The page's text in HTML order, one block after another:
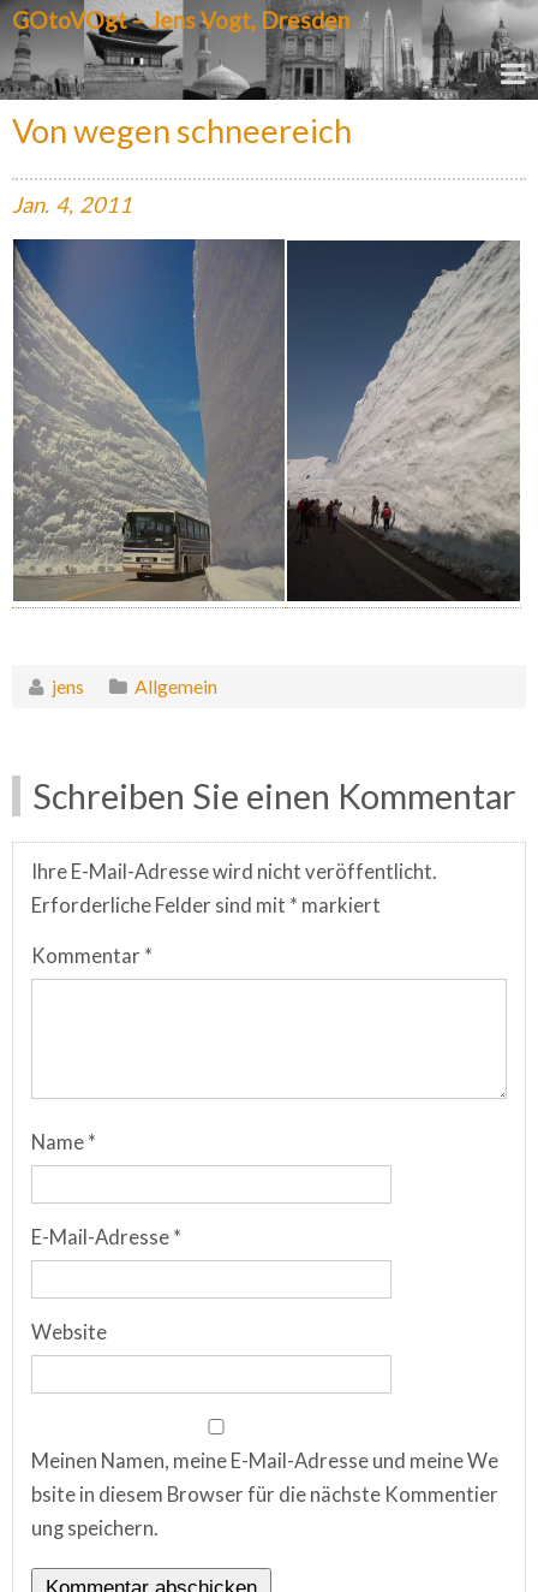
GOtoVOgt – Jens Vogt, Dresden
Von wegen schneereich
Jan. 4, 2011
jens Allgemein
Schreiben Sie einen Kommentar
Ihre E-Mail-Adresse wird nicht veröffentlicht.
Erforderliche Felder sind mit * markiert
Kommentar *
Name *
E-Mail-Adresse *
Website
Meinen Namen, meine E-Mail-Adresse und meine We
bsite in diesem Browser für die nächste Kommentier
ung speichern.